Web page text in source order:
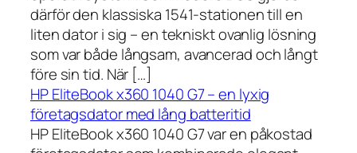
därför den klassiska 1541-stationen till en
liten dator i sig – en tekniskt ovanlig lösning
som var både långsam, avancerad och långt
före sin tid. När […]
HP EliteBook x360 1040 G7 – en lyxig
företagsdator med lång batteritid
HP EliteBook x360 1040 G7 var en påkostad